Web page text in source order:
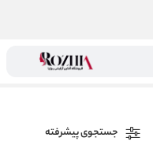
جستجوی پیشرفته